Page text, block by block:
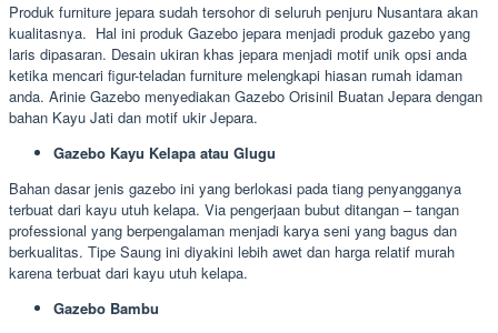
Produk furniture jepara sudah tersohor di seluruh penjuru Nusantara akan
kualitasnya. Hal ini produk Gazebo jepara menjadi produk gazebo yang
laris dipasaran. Desain ukiran khas jepara menjadi motif unik opsi anda
ketika mencari figur-teladan furniture melengkapi hiasan rumah idaman
anda. Arinie Gazebo menyediakan Gazebo Orisinil Buatan Jepara dengan
bahan Kayu Jati dan motif ukir Jepara.
Gazebo Kayu Kelapa atau Glugu
Bahan dasar jenis gazebo ini yang berlokasi pada tiang penyangganya
terbuat dari kayu utuh kelapa. Via pengerjaan bubut ditangan – tangan
professional yang berpengalaman menjadi karya seni yang bagus dan
berkualitas. Tipe Saung ini diyakini lebih awet dan harga relatif murah
karena terbuat dari kayu utuh kelapa.
Gazebo Bambu